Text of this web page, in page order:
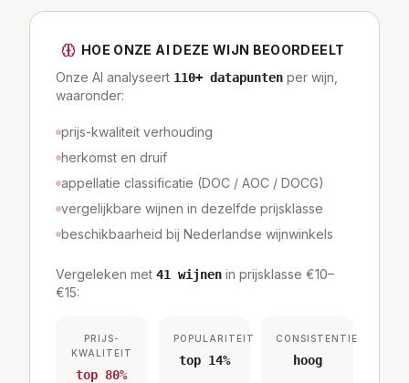
HOE ONZE AI DEZE WIJN BEOORDEELT
Onze AI analyseert 110+ datapunten per wijn,
waaronder:
prijs-kwaliteit verhouding
herkomst en druif
appellatie classificatie (DOC / AOC / DOCG)
vergelijkbare wijnen in dezelfde prijsklasse
beschikbaarheid bij Nederlandse wijnwinkels
Vergeleken met 41 wijnen in prijsklasse €10–
€15:
PRIJS-
KWALITEIT
top 80%
POPULARITEIT
top 14%
CONSISTENTIE
hoog